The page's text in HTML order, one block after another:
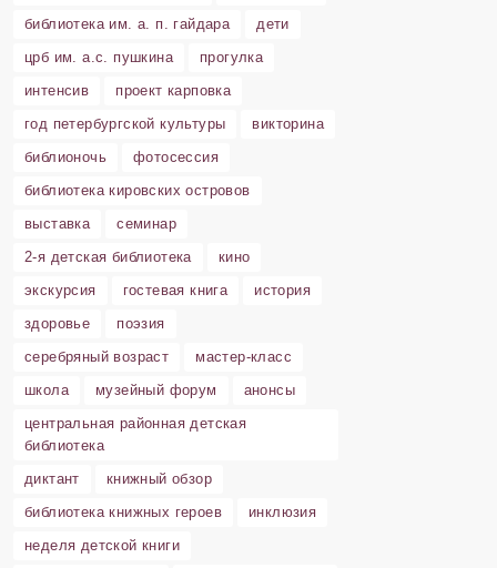
библиотека им. а. п. гайдара
дети
црб им. а.с. пушкина
прогулка
интенсив
проект карповка
год петербургской культуры
викторина
библионочь
фотосессия
библиотека кировских островов
выставка
семинар
2-я детская библиотека
кино
экскурсия
гостевая книга
история
здоровье
поэзия
серебряный возраст
мастер-класс
школа
музейный форум
анонсы
центральная районная детская
библиотека
диктант
книжный обзор
библиотека книжных героев
инклюзия
неделя детской книги